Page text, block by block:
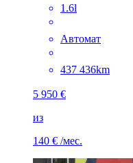
1.6l
Автомат
437 436km
5 950 €
из
140 € /мес.